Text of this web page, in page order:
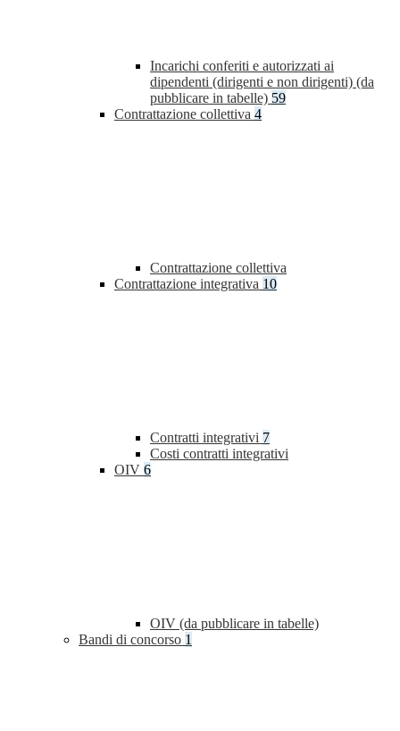
Incarichi conferiti e autorizzati ai
dipendenti (dirigenti e non dirigenti) (da
pubblicare in tabelle) 59
Contrattazione collettiva 4
Contrattazione collettiva
Contrattazione integrativa 10
Contratti integrativi 7
Costi contratti integrativi
OIV 6
OIV (da pubblicare in tabelle)
Bandi di concorso 1